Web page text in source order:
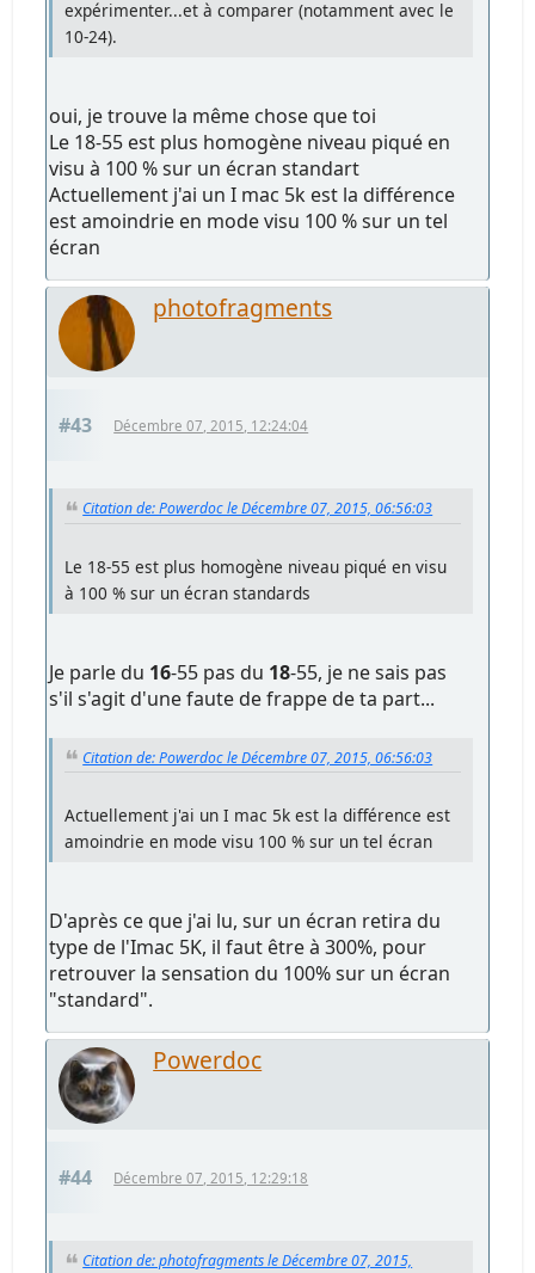
expérimenter...et à comparer (notamment avec le
10-24).
oui, je trouve la même chose que toi
Le 18-55 est plus homogène niveau piqué en
visu à 100 % sur un écran standart
Actuellement j'ai un I mac 5k est la différence
est amoindrie en mode visu 100 % sur un tel
écran
photofragments
#43 Décembre 07, 2015, 12:24:04
Citation de: Powerdoc le Décembre 07, 2015, 06:56:03
Le 18-55 est plus homogène niveau piqué en visu
à 100 % sur un écran standards
Je parle du 16-55 pas du 18-55, je ne sais pas
s'il s'agit d'une faute de frappe de ta part...
Citation de: Powerdoc le Décembre 07, 2015, 06:56:03
Actuellement j'ai un I mac 5k est la différence est
amoindrie en mode visu 100 % sur un tel écran
D'après ce que j'ai lu, sur un écran retira du
type de l'Imac 5K, il faut être à 300%, pour
retrouver la sensation du 100% sur un écran
"standard".
Powerdoc
#44 Décembre 07, 2015, 12:29:18
Citation de: photofragments le Décembre 07, 2015,